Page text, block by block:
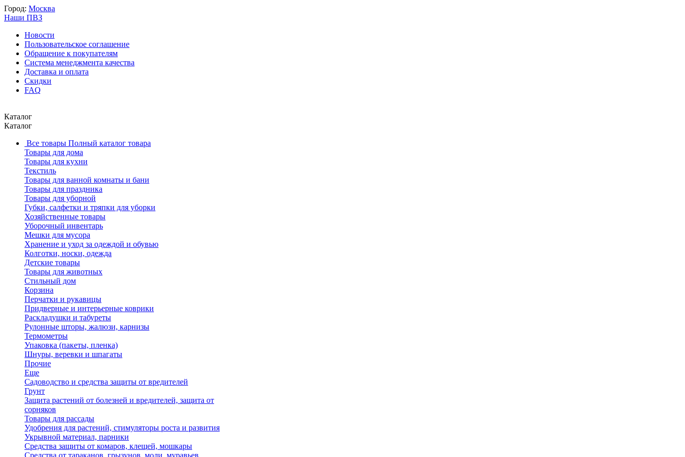
Город: Москва
Наши ПВЗ
Новости
Пользовательское соглашение
Обращение к покупателям
Система менеджмента качества
Доставка и оплата
Скидки
FAQ
Каталог
Каталог
Все товары Полный каталог товара
Товары для дома
Товары для кухни
Текстиль
Товары для ванной комнаты и бани
Товары для праздника
Товары для уборной
Губки, салфетки и тряпки для уборки
Хозяйственные товары
Уборочный инвентарь
Мешки для мусора
Хранение и уход за одеждой и обувью
Колготки, носки, одежда
Детские товары
Товары для животных
Стильный дом
Корзина
Перчатки и рукавицы
Придверные и интерьерные коврики
Раскладушки и табуреты
Рулонные шторы, жалюзи, карнизы
Термометры
Упаковка (пакеты, пленка)
Шнуры, веревки и шпагаты
Прочие
Еще
Садоводство и средства защиты от вредителей
Грунт
Защита растений от болезней и вредителей, защита от
сорняков
Товары для рассады
Удобрения для растений, стимуляторы роста и развития
Укрывной материал, парники
Средства защиты от комаров, клещей, мошкары
Средства от тараканов, грызунов, моли, муравьев